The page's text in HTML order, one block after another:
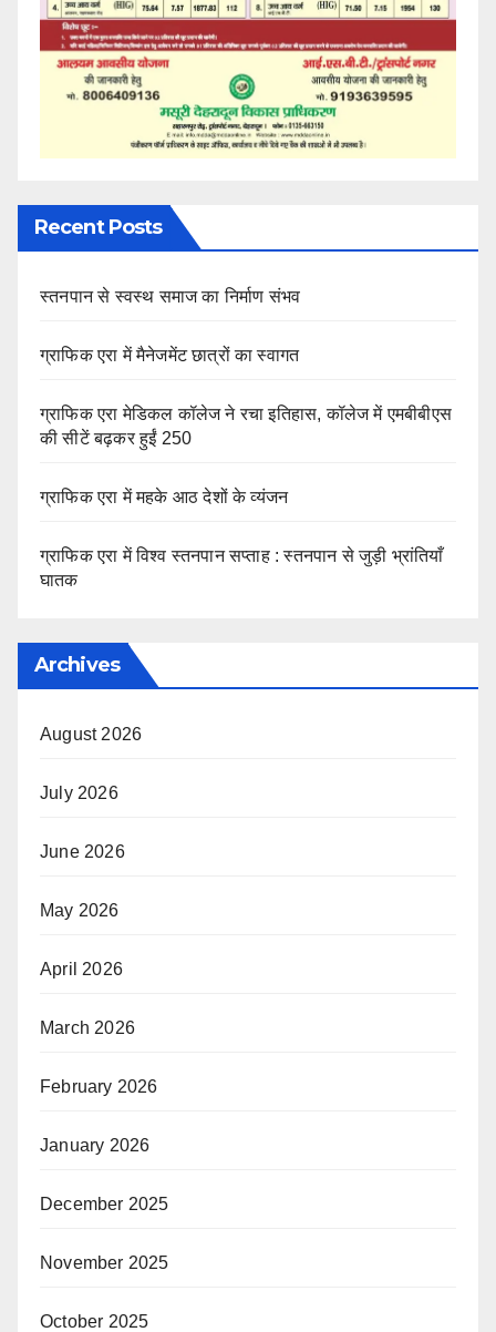
Recent Posts
स्तनपान से स्वस्थ समाज का निर्माण संभव
ग्राफिक एरा में मैनेजमेंट छात्रों का स्वागत
ग्राफिक एरा मेडिकल कॉलेज ने रचा इतिहास, कॉलेज में एमबीबीएस
की सीटें बढ़कर हुईं 250
ग्राफिक एरा में महके आठ देशों के व्यंजन
ग्राफिक एरा में विश्व स्तनपान सप्ताह : स्तनपान से जुड़ी भ्रांतियाँ
घातक
Archives
August 2026
July 2026
June 2026
May 2026
April 2026
March 2026
February 2026
January 2026
December 2025
November 2025
October 2025